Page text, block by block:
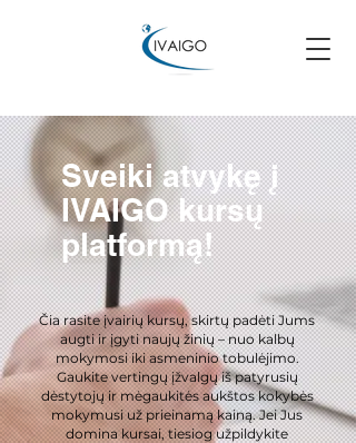
Sveiki atvykę į
IVAIGO kursų
platformą!
Čia rasite įvairių kursų, skirtų padėti Jums
augti ir įgyti naujų žinių – nuo kalbų
mokymosi iki asmeninio tobulėjimo.
Gaukite vertingų įžvalgų iš patyrusių
dėstytojų ir mėgaukitės aukštos kokybės
mokymusi už prieinamą kainą. Jei Jus
domina kursai, tiesiog užpildykite